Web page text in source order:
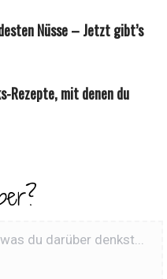
Nüsse – Jetzt gibt’s
Rezepte, mit denen du